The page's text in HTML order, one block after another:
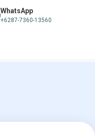
WhatsApp
+6287-7360-13560